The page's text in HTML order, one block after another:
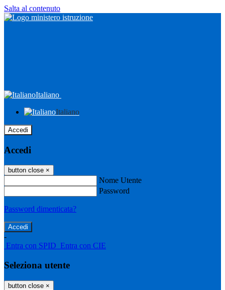
Salta al contenuto
Italiano
Italiano
Accedi
Accedi
button close ×
Nome Utente
Password
Password dimenticata?
-
Entra con SPID Entra con CIE
Seleziona utente
button close ×